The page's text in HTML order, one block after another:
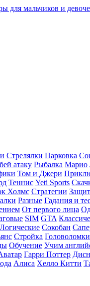
Стрелялки Парковка
атаку Рыбалка Марио
Том и Джери
Теннис Yeti Sports
Холмс Стратегии
Разные Гадания и
От первого лица
SIM GTA
Логические Сокобан
Стройка Головоломки
Обучение Учим
Гарри Поттер
Алиса Хелло Китти